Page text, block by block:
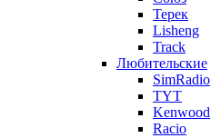
Терек
Lisheng
Track
Любительские
SimRadio
TYT
Kenwood
Racio